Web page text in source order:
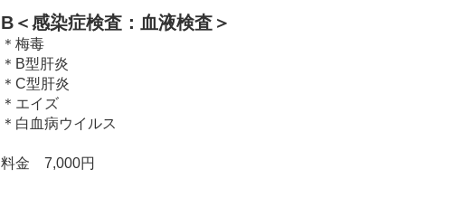
B＜感染症検査：血液検査＞
＊梅毒
＊B型肝炎
＊C型肝炎
＊エイズ
＊白血病ウイルス
料金 7,000円